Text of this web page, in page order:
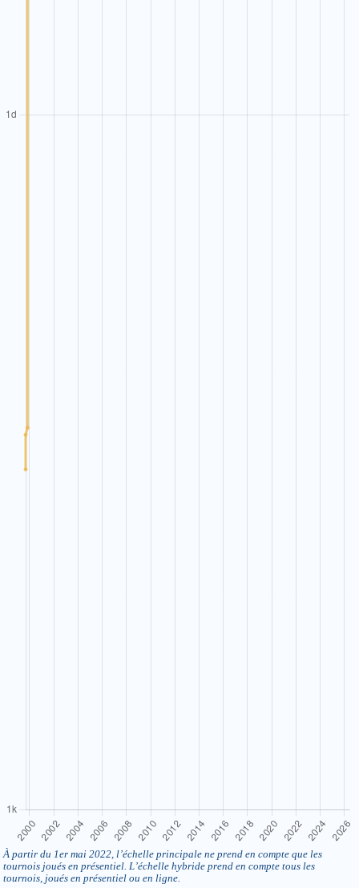
À partir du 1er mai 2022, l’échelle principale ne prend en compte que les
tournois joués en présentiel. L’échelle hybride prend en compte tous les
tournois, joués en présentiel ou en ligne.